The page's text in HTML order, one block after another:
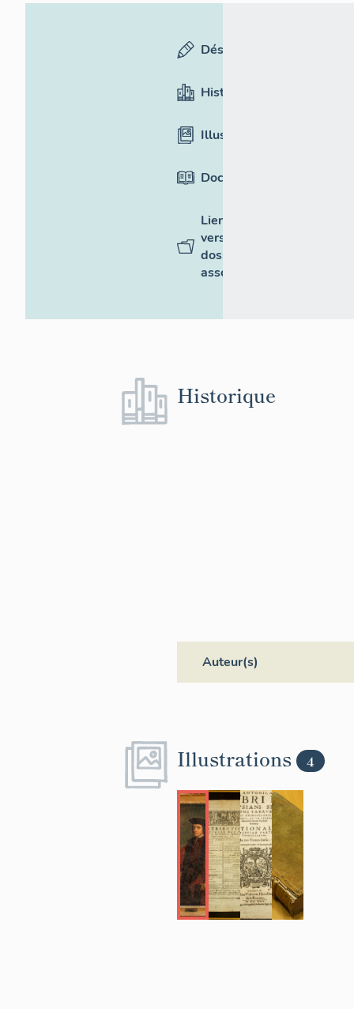
Désignation
Historique
Illustrations
Documentation
Liens
vers des
dossiers
associés
Historique
Auteur(s)
Illustrations 4